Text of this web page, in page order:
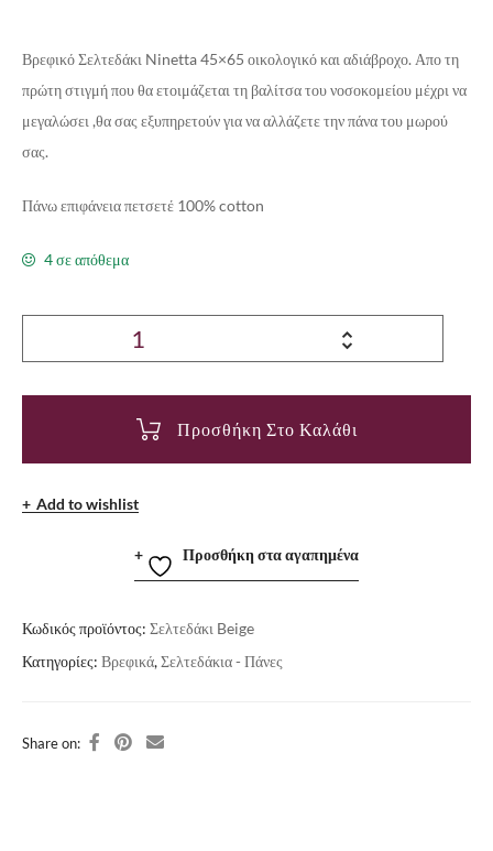
Βρεφικό Σελτεδάκι Ninetta 45×65 οικολογικό και αδιάβροχο. Απο τη
πρώτη στιγμή που θα ετοιμάζεται τη βαλίτσα του νοσοκομείου μέχρι να
μεγαλώσει ,θα σας εξυπηρετούν για να αλλάζετε την πάνα του μωρού
σας.
Πάνω επιφάνεια πετσετέ 100% cotton
4 σε απόθεμα
Προσθήκη Στο Καλάθι
Add to wishlist
Προσθήκη στα αγαπημένα
Κωδικός προϊόντος: Σελτεδάκι Beige
Κατηγορίες: Βρεφικά,Σελτεδάκια - Πάνες
Share on: